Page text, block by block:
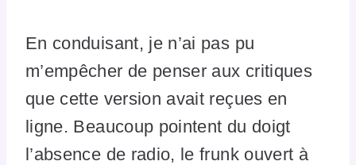
En conduisant, je n’ai pas pu
m’empêcher de penser aux critiques
que cette version avait reçues en
ligne. Beaucoup pointent du doigt
l’absence de radio, le frunk ouvert à